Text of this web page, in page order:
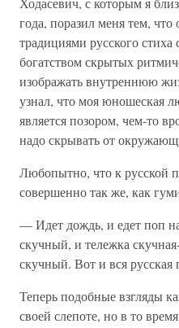
года, поразил меня тем,
традициями русского
богатством скрытых
изображать внутреннюю
узнал, что моя юношеская
является позором, чем-то
надо скрывать от
Любопытно, что к русской
совершенно так же, как
— Идет дождь, и едет поп
скучный, и тележка
скучный. Вот и вся русская
Теперь подобные взгляды
своей слепоте, но в то